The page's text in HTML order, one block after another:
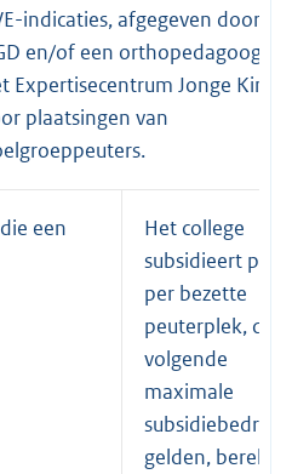
indicaties, afgegeven door de
en/of een orthopedagoog
Expertisecentrum Jonge Kind,
plaatsingen van
een
Het college
subsidieert per
per bezette
peuterplek, de
volgende
maximale
gelden,